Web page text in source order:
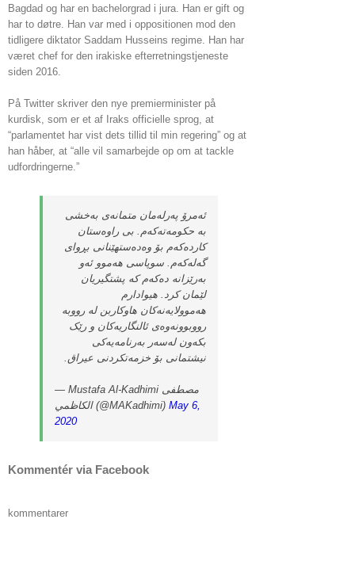
Bagdad og har en bachelorgrad i jura. Han er gift og
har to døtre. Han var med i oppositionen mod den
tidligere diktator Saddam Husseins regime. Han har
været chef for den irakiske efterretningstjeneste
siden 2016.
På Twitter skriver den nye premierminister på
kurdisk, som er et af Iraks officielle sprog, at
“parlamentet har vist dets tillid til min regering” og at
han håber, at “alle vil samarbejde op om at tackle
udfordringerne.”
ئەمرۆ پەرلەمان متمانەى بەخشى
بە حکومەتەکەم. بی راوەستان
کاردەکەم بۆ وەدەستهێنانى بڕواى
گەلەکەم. سوپاسى هەموو ئەو
بەرێزانە دەکەم کە پشتگیریان
لێمان کرد. هیوادارم
هەموولایەنەکان هاوکاربن لە رووبە
رووبوونەوەى ئالنگاریەکان و رێک
بکەون لەسەر بەرنامەیەکى
نیشتمانى بۆ خزمەتکردنى عیراق.
— Mustafa Al-Kadhimi مصطفى
الكاظمي (@MAKadhimi) May 6,
2020
Kommentér via Facebook
kommentarer